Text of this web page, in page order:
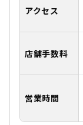
アクセス
店舗手数料
営業時間